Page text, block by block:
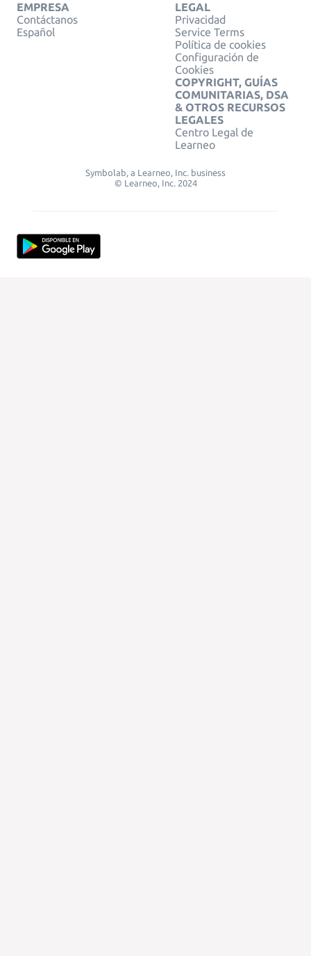
EMPRESA
Contáctanos
Español
LEGAL
Privacidad
Service Terms
Política de cookies
Configuración de
Cookies
COPYRIGHT, GUÍAS
COMUNITARIAS, DSA
& OTROS RECURSOS
LEGALES
Centro Legal de
Learneo
Symbolab, a Learneo, Inc. business
© Learneo, Inc. 2024